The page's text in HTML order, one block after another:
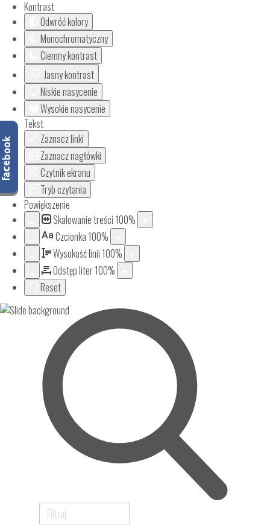
Kontrast
Odwróć kolory
Monochromatyczny
Ciemny kontrast
Jasny kontrast
Niskie nasycenie
Wysokie nasycenie
Tekst
Zaznacz linki
Zaznacz nagłówki
Czytnik ekranu
Tryb czytania
Powiększenie
Skalowanie treści 100%
Aa Czcionka 100%
Wysokość linii 100%
Odstęp liter100%
Reset